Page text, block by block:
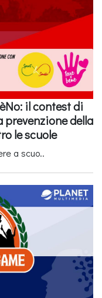
il contest di
prevenzione della
le scuole
a scuo..